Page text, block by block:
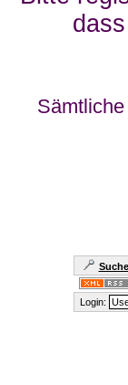
Login: